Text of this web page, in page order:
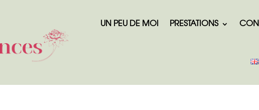
UN PEU DE MOI PRESTATIONS